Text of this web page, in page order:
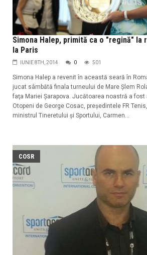
Simona Halep, primită ca o "regină" la
la Paris
IUNIE 8TH, 2014 0 501
Simona Halep a revenit în această seară în
jucat sâmbătă finala turneului de Mare Şlem
faţa Mariei Şarapova. Jucătoarea noastră a fost
Otopeni de George Cosac, preşedintele FR
ministrul Tineretului şi Sportului, Carmen...
COSR